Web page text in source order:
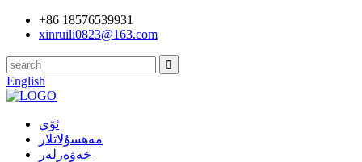
+86 18576539931
xinruili0823@163.com
English
ئۆي
مەھسۇلاتلار
خەۋەرلەر